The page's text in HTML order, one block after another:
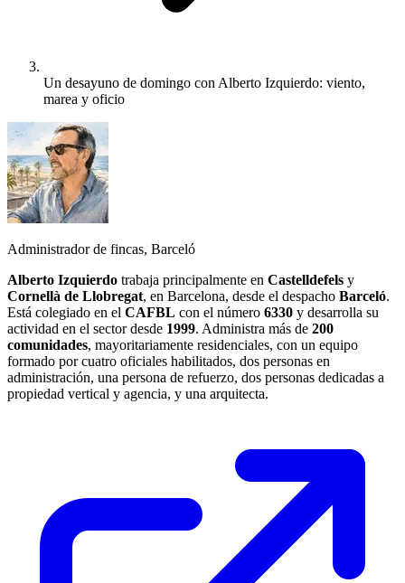
Un desayuno de domingo con Alberto Izquierdo: viento,
marea y oficio
Administrador de fincas, Barceló
Alberto Izquierdo trabaja principalmente en Castelldefels y
Cornellà de Llobregat, en Barcelona, desde el despacho Barceló.
Está colegiado en el CAFBL con el número 6330 y desarrolla su
actividad en el sector desde 1999. Administra más de 200
comunidades, mayoritariamente residenciales, con un equipo
formado por cuatro oficiales habilitados, dos personas en
administración, una persona de refuerzo, dos personas dedicadas a
propiedad vertical y agencia, y una arquitecta.